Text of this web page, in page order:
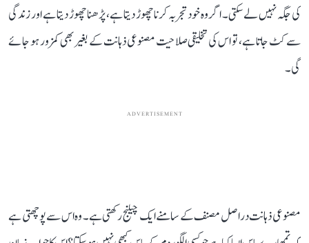
کی جگہ نہیں لے سکتی۔ اگر وہ خود تجربہ کرنا چھوڑ دیتا ہے، پڑھنا چھوڑ دیتا ہے اور زندگی
سے کٹ جاتا ہے، تو اس کی تخلیقی صلاحیت مصنوعی ذہانت کے بغیر بھی کمزور ہو جائے
گی۔
ADVERTISEMENT
مصنوعی ذہانت دراصل مصنف کے سامنے ایک چیلنج رکھتی ہے۔ وہ اس سے پوچھتی ہے